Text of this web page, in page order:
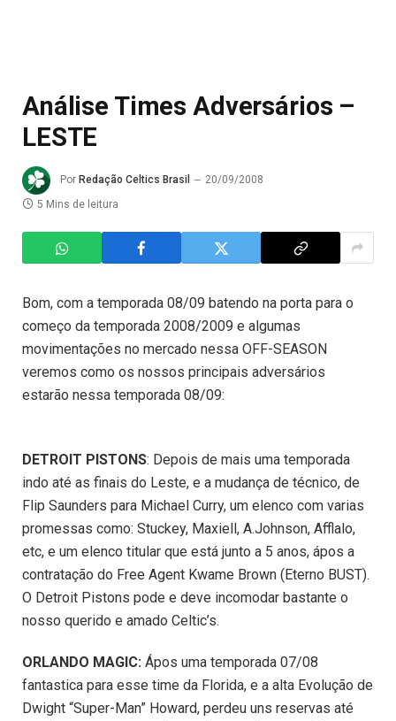
Análise Times Adversários –
LESTE
Por Redação Celtics Brasil
20/09/2008
5 Mins de leitura
Bom, com a temporada 08/09 batendo na porta para o
começo da temporada 2008/2009 e algumas
movimentações no mercado nessa OFF-SEASON
veremos como os nossos principais adversários
estarão nessa temporada 08/09:
DETROIT PISTONS: Depois de mais uma temporada
indo até as finais do Leste, e a mudança de técnico, de
Flip Saunders para Michael Curry, um elenco com varias
promessas como: Stuckey, Maxiell, A.Johnson, Afflalo,
etc, e um elenco titular que está junto a 5 anos, ápos a
contratação do Free Agent Kwame Brown (Eterno BUST).
O Detroit Pistons pode e deve incomodar bastante o
nosso querido e amado Celtic’s.
ORLANDO MAGIC: Ápos uma temporada 07/08
fantastica para esse time da Florida, e a alta Evolução de
Dwight “Super-Man” Howard, perdeu uns reservas até